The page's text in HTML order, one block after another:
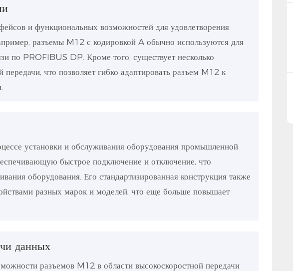
и функциональных возможностей для удовлетворения
разъемы M12 с кодировкой A обычно используются для
по PROFIBUS DP. Кроме того, существует несколько
что позволяет гибко адаптировать разъем M12 к
установки и обслуживания оборудования промышленной
быстрое подключение и отключение, что
оборудования. Его стандартизированная конструкция также
разных марок и моделей, что еще больше повышает
данных
разъемов M12 в области высокоскоростной передачи